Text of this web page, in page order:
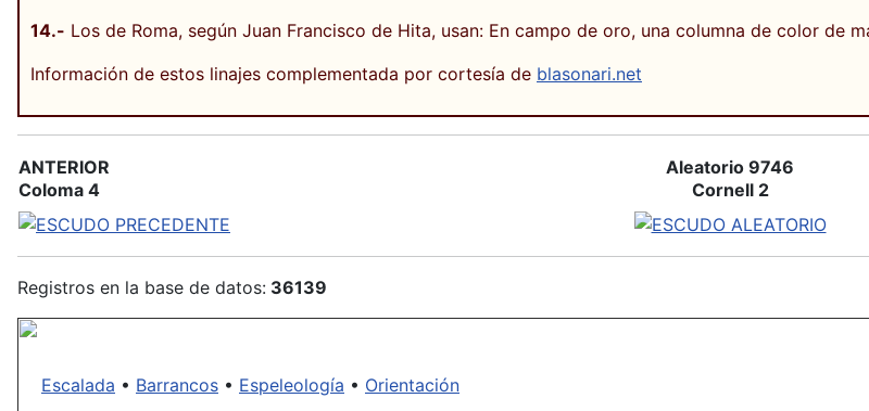
14.- Los de Roma, según Juan Francisco de Hita, usan: En campo de oro, una columna de color de
Información de estos linajes complementada por cortesía de blasonari.net
ANTERIOR
Coloma 4
Aleatorio 9746
Cornell 2
Registros en la base de datos: 36139
Escalada • Barrancos • Espeleología • Orientación